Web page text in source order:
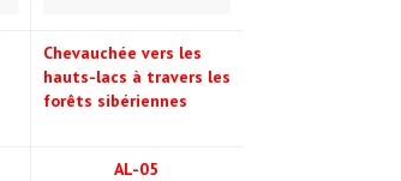
Chevauchée vers les
hauts-lacs à travers les
forêts sibériennes
AL-05